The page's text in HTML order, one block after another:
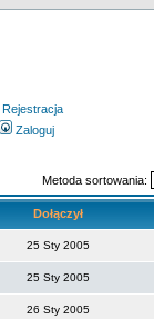
Rejestracja
Zaloguj
Metoda sortowania:
Dołączył
25 Sty 2005
25 Sty 2005
26 Sty 2005